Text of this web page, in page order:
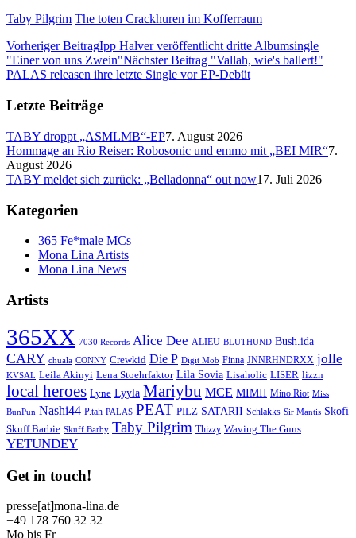
Taby Pilgrim The toten Crackhuren im Kofferraum
Vorheriger BeitragIpp Halver veröffentlicht dritte Albumsingle
"Einer von uns Zwein"Nächster Beitrag "Vallah, wie's ballert!"
PALAS releasen ihre letzte Single vor EP-Debüt
Letzte Beiträge
TABY droppt „ASMLMB“-EP7. August 2026
Hommage an Rio Reiser: Robosonic und emmo mit „BEI MIR“7.
August 2026
TABY meldet sich zurück: „Belladonna“ out now17. Juli 2026
Kategorien
365 Fe*male MCs
Mona Lina Artists
Mona Lina News
Artists
365XX 7030 Records Alice Dee ALIEU BLUTHUND Bush.ida
CARY chuala CONNY Crewkid Die P Digit Mob Finna JNNRHNDRXX jolle
KVSAL Leila Akinyi Lena Stoehrfaktor Lila Sovia Lisaholic LISER lizzn
local heroes Lyne Lyyla Mariybu MCE MIMII Mino Riot Miss
BunPun Nashi44 P.tah PALAS PEAT PILZ SATARII Schlakks Sir Mantis Skofi
Skuff Barbie Skuff Barby Taby Pilgrim Thizzy Waving The Guns
YETUNDEY
Get in touch!
presse[at]mona-lina.de
+49 178 760 32 32
Mo bis Fr